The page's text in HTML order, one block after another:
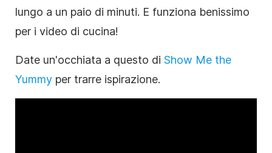
lungo a un paio di minuti. E funziona benissimo
per i video di cucina!
Date un'occhiata a questo di Show Me the
Yummy per trarre ispirazione.